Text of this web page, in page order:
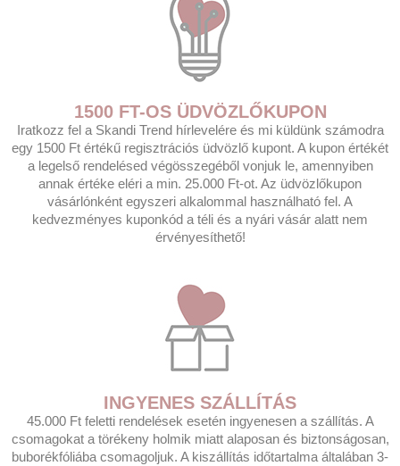
1500 FT-OS ÜDVÖZLŐKUPON
Iratkozz fel a Skandi Trend hírlevelére és mi küldünk számodra
egy 1500 Ft értékű regisztrációs üdvözlő kupont. A kupon értékét
a legelső rendelésed végösszegéből vonjuk le, amennyiben
annak értéke eléri a min. 25.000 Ft-ot. Az üdvözlőkupon
vásárlónként egyszeri alkalommal használható fel. A
kedvezményes kuponkód a téli és a nyári vásár alatt nem
érvényesíthető!
INGYENES SZÁLLÍTÁS
45.000 Ft feletti rendelések esetén ingyenesen a szállítás. A
csomagokat a törékeny holmik miatt alaposan és biztonságosan,
buborékfóliába csomagoljuk. A kiszállítás időtartalma általában 3-